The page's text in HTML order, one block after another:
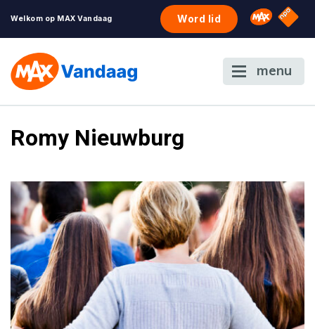
Welkom op MAX Vandaag Word lid Omroep
NPO
menu
Romy Nieuwburg